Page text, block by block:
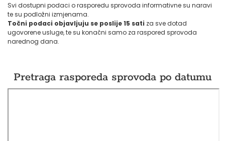
Svi dostupni podaci o rasporedu sprovoda informativne su naravi
te su podložni izmjenama.
Točni podaci objavljuju se poslije 15 sati za sve dotad
ugovorene usluge, te su konačni samo za raspored sprovoda
narednog dana.
Pretraga rasporeda sprovoda po datumu